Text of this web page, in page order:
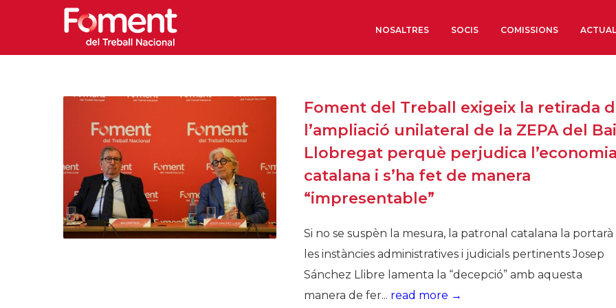
NOSALTRES
Òrgans de Govern
Òrgans Consultius
Estructura Executiva
Institut d’Estudis
Organitzacions
Organitzacions
SOCIS COMISSIONS
Foment del Treball exigeix la retirada
l’ampliació unilateral de la ZEPA del
Llobregat perquè perjudica l’economia
catalana i s’ha fet de manera
“impresentable”
Si no se suspèn la mesura, la patronal catalana la portarà
les instàncies administratives i judicials pertinents Josep
Sánchez Llibre lamenta la “decepció” amb aquesta
manera de fer... read more →